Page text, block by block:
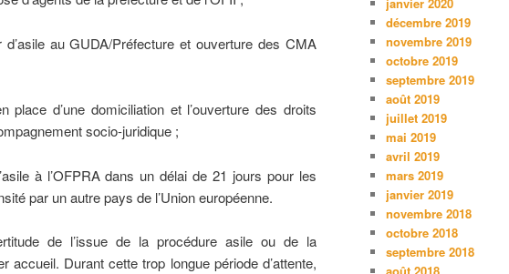
au GUDA/Préfecture et ouverture des CMA
d’une domiciliation et l’ouverture des droits
socio-juridique ;
à l’OFPRA dans un délai de 21 jours pour les
par un autre pays de l’Union européenne.
de l’issue de la procédure asile ou de la
accueil. Durant cette trop longue période d’attente,
janvier 2020
décembre 2019
novembre 2019
octobre 2019
septembre 2019
août 2019
juillet 2019
mai 2019
avril 2019
mars 2019
janvier 2019
novembre 2018
octobre 2018
septembre 2018